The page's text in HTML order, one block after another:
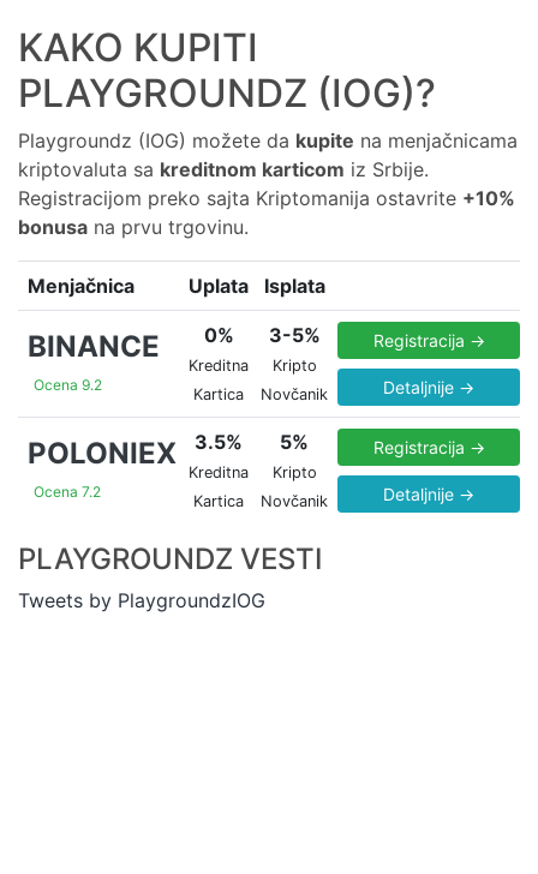
KAKO KUPITI
PLAYGROUNDZ (IOG)?
Playgroundz (IOG) možete da kupite na menjačnicama
kriptovaluta sa kreditnom karticom iz Srbije.
Registracijom preko sajta Kriptomanija ostavrite +10%
bonusa na prvu trgovinu.
Menjačnica Uplata Isplata
BINANCE
Ocena 9.2
0%
Kreditna
Kartica
3-5%
Kripto
Novčanik
Registracija →
Detaljnije →
POLONIEX
Ocena 7.2
3.5%
Kreditna
Kartica
5%
Kripto
Novčanik
Registracija →
Detaljnije →
PLAYGROUNDZ VESTI
Tweets by PlaygroundzIOG